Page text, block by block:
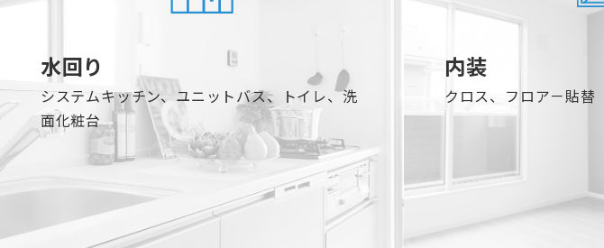
水回り
システムキッチン、ユニットバス、トイレ、洗
面化粧台
内装
クロス、フロア－貼替